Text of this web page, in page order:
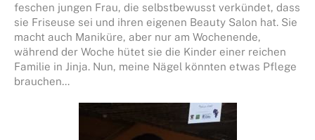
feschen jungen Frau, die selbstbewusst verkündet, dass
sie Friseuse sei und ihren eigenen Beauty Salon hat. Sie
macht auch Maniküre, aber nur am Wochenende,
während der Woche hütet sie die Kinder einer reichen
Familie in Jinja. Nun, meine Nägel könnten etwas Pflege
brauchen…